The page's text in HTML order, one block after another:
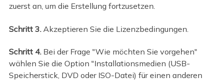
zuerst an, um die Erstellung fortzusetzen.
Schritt 3.Akzeptieren Sie die Lizenzbedingungen.
Schritt 4.Bei der Frage "Wie möchten Sie vorgehen"
wählen Sie die Option "Installationsmedien (USB-
Speicherstick, DVD oder ISO-Datei) für einen anderen